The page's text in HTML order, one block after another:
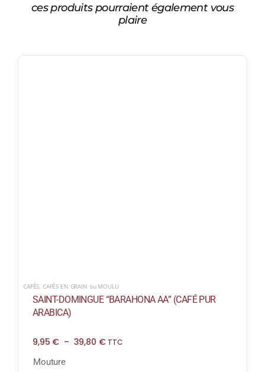
ces produits pourraient également vous
plaire
CAFÉS, CAFÉS EN GRAIN ou MOULU
SAINT-DOMINGUE “BARAHONA AA” (CAFÉ PUR
ARABICA)
9,95 € – 39,80 €Plage
TTC
Mouture